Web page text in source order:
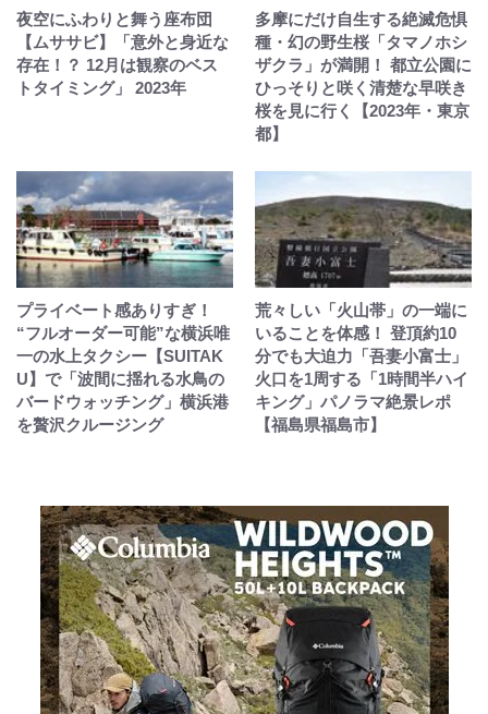
夜空にふわりと舞う座布団
【ムササビ】「意外と身近な
存在！？ 12月は観察のベス
トタイミング」 2023年
多摩にだけ自生する絶滅危惧
種・幻の野生桜「タマノホシ
ザクラ」が満開！ 都立公園に
ひっそりと咲く清楚な早咲き
桜を見に行く【2023年・東京
都】
プライベート感ありすぎ！
“フルオーダー可能”な横浜唯
一の水上タクシー【SUITAK
U】で「波間に揺れる水鳥の
バードウォッチング」横浜港
を贅沢クルージング
荒々しい「火山帯」の一端に
いることを体感！ 登頂約10
分でも大迫力「吾妻小富士」
火口を1周する「1時間半ハイ
キング」パノラマ絶景レポ
【福島県福島市】